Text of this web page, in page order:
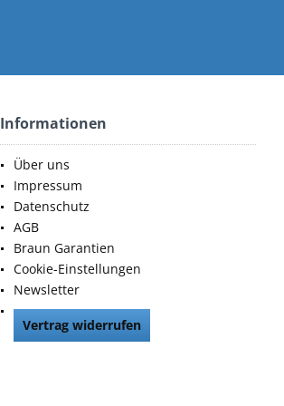
Informationen
Über uns
Impressum
Datenschutz
AGB
Braun Garantien
Cookie-Einstellungen
Newsletter
Vertrag widerrufen